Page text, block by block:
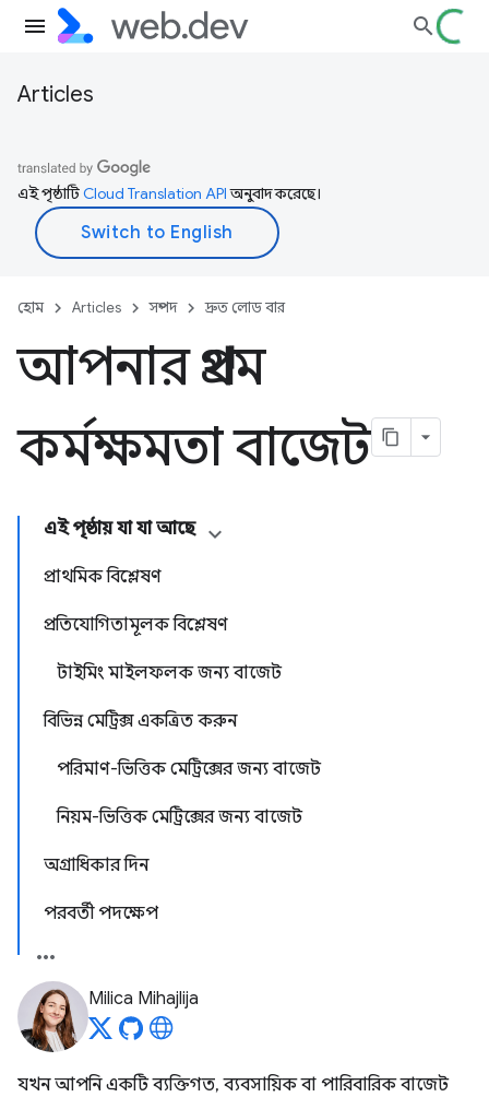
Articles
এই পৃষ্ঠাটিCloud Translation APIঅনুবাদ করেছে।
হোম Articles সম্পদ দ্রুত লোড বার
আপনার প্রথম
কর্মক্ষমতা বাজেট
এই পৃষ্ঠায় যা যা আছে
প্রাথমিক বিশ্লেষণ
প্রতিযোগিতামূলক বিশ্লেষণ
টাইমিং মাইলফলক জন্য বাজেট
বিভিন্ন মেট্রিক্স একত্রিত করুন
পরিমাণ-ভিত্তিক মেট্রিক্সের জন্য বাজেট
নিয়ম-ভিত্তিক মেট্রিক্সের জন্য বাজেট
অগ্রাধিকার দিন
পরবর্তী পদক্ষেপ
Milica Mihajlija
যখন আপনি একটি ব্যক্তিগত, ব্যবসায়িক বা পারিবারিক বাজেট